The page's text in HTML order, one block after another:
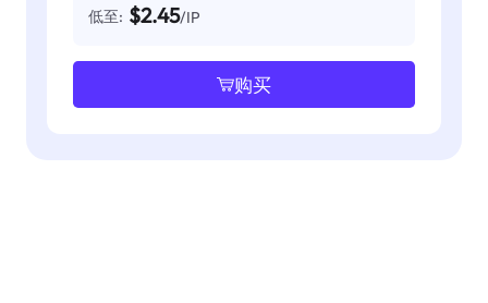
低至: $2.45/IP
购买